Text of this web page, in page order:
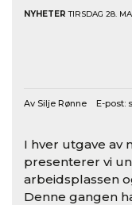
NYHETER TIRSDAG 28.
Av Silje Rønne E-post:
I hver utgave av
presenterer vi
arbeidsplassen
Denne gangen